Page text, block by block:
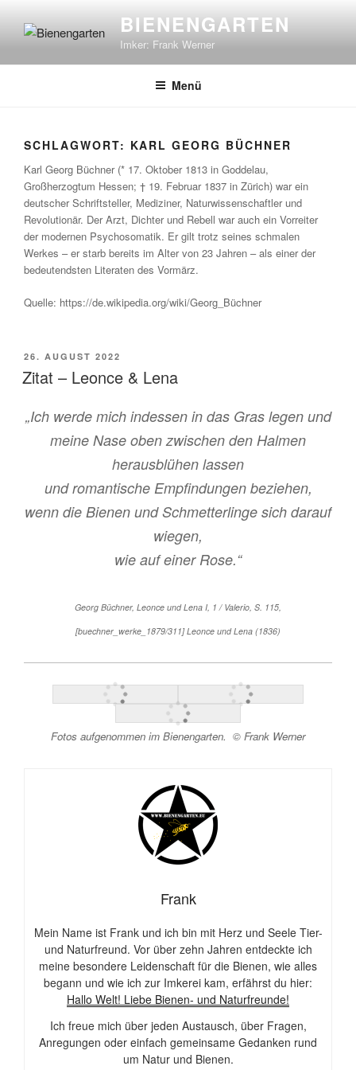
Inhalt
BIENENGARTEN
Imker: Frank Werner
Menü
SCHLAGWORT: KARL GEORG BÜCHNER
Karl Georg Büchner (* 17. Oktober 1813 in Goddelau,
Großherzogtum Hessen; † 19. Februar 1837 in Zürich) war ein
deutscher Schriftsteller, Mediziner, Naturwissenschaftler und
Revolutionär. Der Arzt, Dichter und Rebell war auch ein Vorreiter
der modernen Psychosomatik. Er gilt trotz seines schmalen
Werkes – er starb bereits im Alter von 23 Jahren – als einer der
bedeutendsten Literaten des Vormärz.
Quelle: https://de.wikipedia.org/wiki/Georg_Büchner
VERÖFFENTLICHT
AM
26. AUGUST 2022
Zitat – Leonce & Lena
„Ich werde mich indessen in das Gras legen und
meine Nase oben zwischen den Halmen
herausblühen lassen
und romantische Empfindungen beziehen,
wenn die Bienen und Schmetterlinge sich darauf
wiegen,
wie auf einer Rose.“
Georg Büchner, Leonce und Lena I, 1 / Valerio, S. 115,
[buechner_werke_1879/311] Leonce und Lena (1836)
Fotos aufgenommen im Bienengarten. © Frank Werner
Frank
Mein Name ist Frank und ich bin mit Herz und Seele Tier-
und Naturfreund. Vor über zehn Jahren entdeckte ich
meine besondere Leidenschaft für die Bienen, wie alles
begann und wie ich zur Imkerei kam, erfährst du hier:
Hallo Welt! Liebe Bienen- und Naturfreunde!
Ich freue mich über jeden Austausch, über Fragen,
Anregungen oder einfach gemeinsame Gedanken rund
um Natur und Bienen.